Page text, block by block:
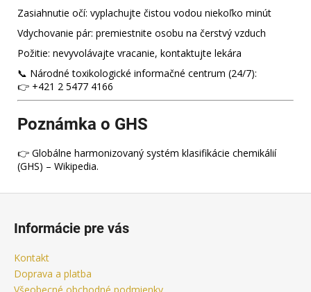
Zasiahnutie očí: vyplachujte čistou vodou niekoľko minút
Vdychovanie pár: premiestnite osobu na čerstvý vzduch
Požitie: nevyvolávajte vracanie, kontaktujte lekára
📞 Národné toxikologické informačné centrum (24/7):
👉 +421 2 5477 4166
Poznámka o GHS
👉 Globálne harmonizovaný systém klasifikácie chemikálií
(GHS) – Wikipedia.
Informácie pre vás
Kontakt
Doprava a platba